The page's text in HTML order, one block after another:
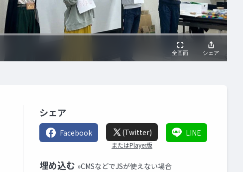
シェア
Facebook (Twitter)
またはPlayer版
LINE
埋め込む »CMSなどでJSが使えない場合